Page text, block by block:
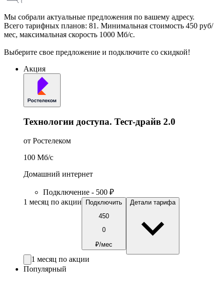
Мы собрали актуальные предложения по вашему адресу.
Всего тарифных планов: 81. Минимальная стоимость 450 руб/
мес, максимальная скорость 1000 Мб/с.
Выберите свое предложение и подключите со скидкой!
Акция
Технологии доступа. Тест-драйв 2.0
от Ростелеком
100 Мб/c
Домашний интернет
Подключение - 500 ₽
1 месяц по акции
Подключить
450
0
₽/мес
Детали тарифа
1 месяц по акции
Популярный